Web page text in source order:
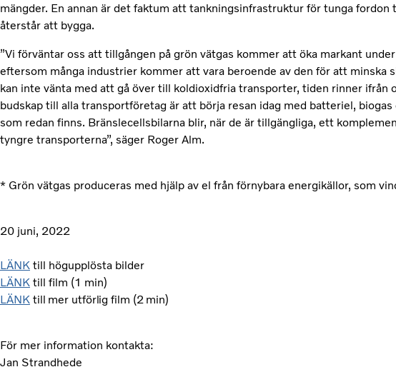
mängder. En annan är det faktum att tankningsinfrastruktur för tunga fordon
återstår att bygga.
”Vi förväntar oss att tillgången på grön vätgas kommer att öka markant
eftersom många industrier kommer att vara beroende av den för att minska
kan inte vänta med att gå över till koldioxidfria transporter, tiden rinner ifrån
budskap till alla transportföretag är att börja resan idag med batteriel,
som redan finns. Bränslecellsbilarna blir, när de är tillgängliga, ett
tyngre transporterna”, säger Roger Alm.
* Grön vätgas produceras med hjälp av el från förnybara energikällor, som
20 juni, 2022
LÄNK till högupplösta bilder
LÄNK till film (1 min)
LÄNK till mer utförlig film (2 min)
För mer information kontakta:
Jan Strandhede